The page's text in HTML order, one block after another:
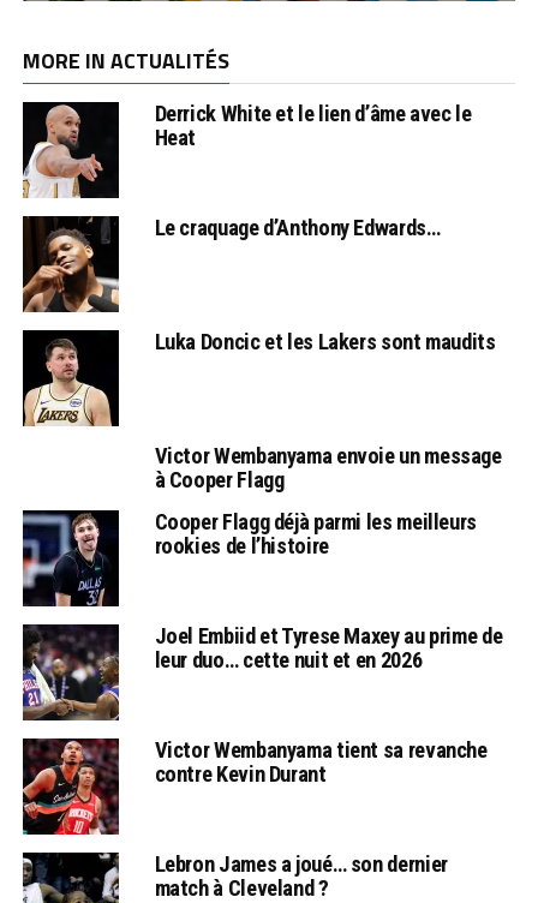
MORE IN ACTUALITÉS
Derrick White et le lien d’âme avec le
Heat
Le craquage d’Anthony Edwards…
Luka Doncic et les Lakers sont maudits
Victor Wembanyama envoie un message
à Cooper Flagg
Cooper Flagg déjà parmi les meilleurs
rookies de l’histoire
Joel Embiid et Tyrese Maxey au prime de
leur duo… cette nuit et en 2026
Victor Wembanyama tient sa revanche
contre Kevin Durant
Lebron James a joué… son dernier
match à Cleveland ?